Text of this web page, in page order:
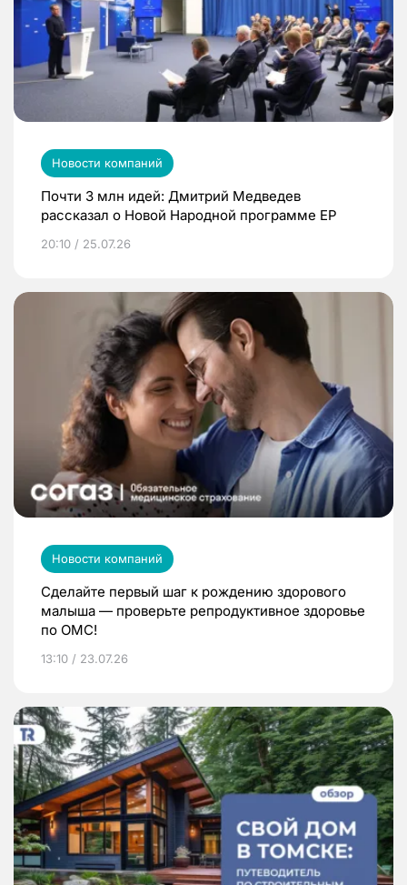
Новости компаний
Почти 3 млн идей: Дмитрий Медведев
рассказал о Новой Народной программе ЕР
20:10 / 25.07.26
Новости компаний
Сделайте первый шаг к рождению здорового
малыша — проверьте репродуктивное здоровье
по ОМС!
13:10 / 23.07.26